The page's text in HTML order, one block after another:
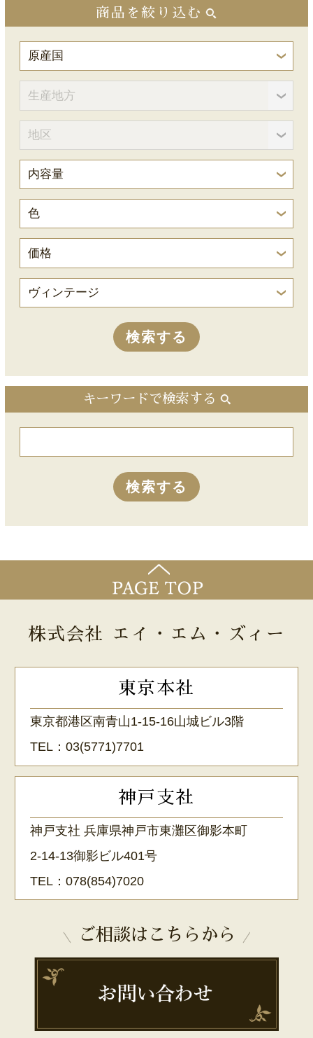
商品を絞り込む
キーワードで検索する
株式会社 エイ・エム・ズィー
東京本社
東京都港区南青山1-15-16山城ビル3階
TEL：03(5771)7701
神戸支社
神戸支社 兵庫県神戸市東灘区御影本町
2-14-13御影ビル401号
TEL：078(854)7020
ご相談はこちらから